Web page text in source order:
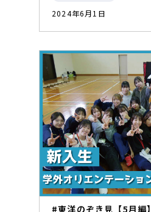
2024年6月1日
#東洋のぞき見【5月編】